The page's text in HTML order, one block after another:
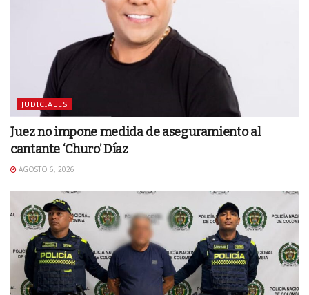
JUDICIALES
Juez no impone medida de aseguramiento al
cantante ‘Churo’ Díaz
AGOSTO 6, 2026